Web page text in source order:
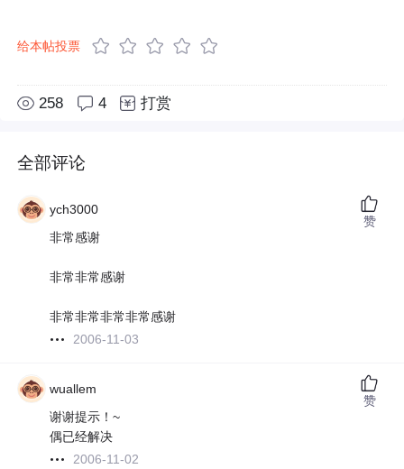
给本帖投票
258 4 打赏
全部评论
ych3000
非常感谢
非常非常感谢
非常非常非常非常感谢
2006-11-03
赞
wuallem
谢谢提示！~
偶已经解决
2006-11-02
赞